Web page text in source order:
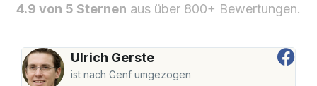
4.9 von 5 Sternen aus über 800+ Bewertungen.
Ulrich Gerste
ist nach Genf umgezogen